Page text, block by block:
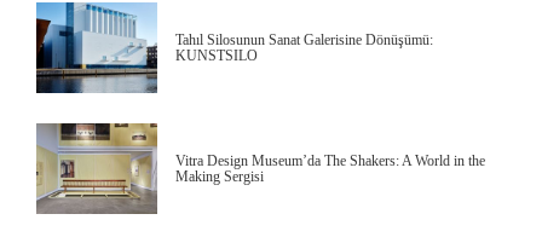
Tahıl Silosunun Sanat Galerisine Dönüşümü:
KUNSTSILO
Vitra Design Museum’da The Shakers: A World in the
Making Sergisi